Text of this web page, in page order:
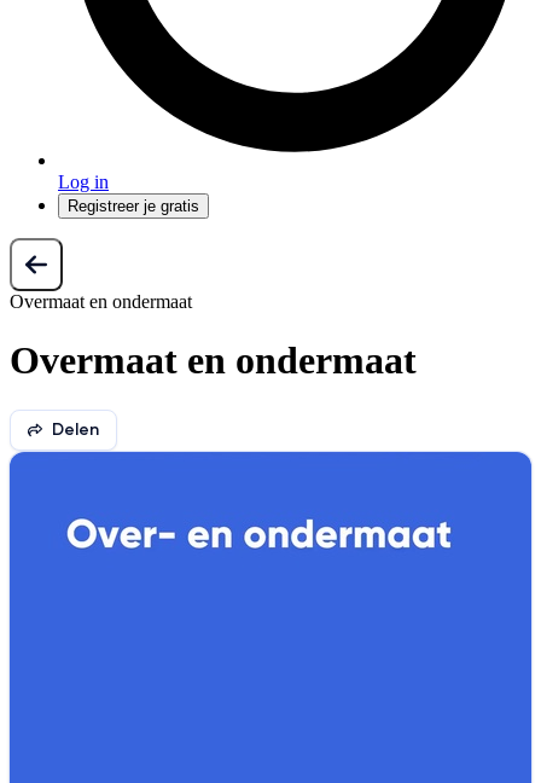
Log in
Registreer je gratis
Overmaat en ondermaat
Overmaat en ondermaat
Delen